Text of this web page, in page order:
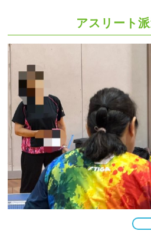
アスリート